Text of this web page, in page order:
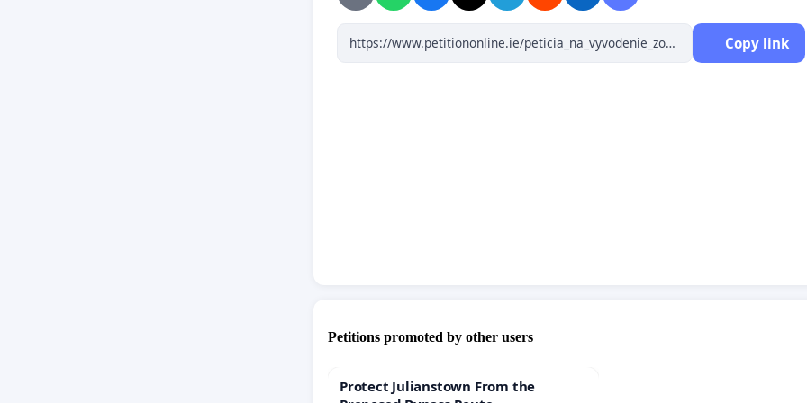
oznámiť ich prepojenia
(konflikt záujmov) so stranami v zdravotníctve
, absolútnu
týkajúcich sa liečiva
Copy link
Petitions promoted by other users
Protect Julianstown From the